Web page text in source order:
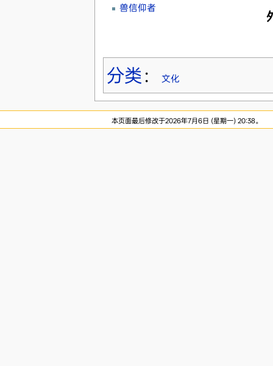
兽信仰者
分类 ： 文化
本页面最后修改于2026年7月6日 (星期一) 20:38。